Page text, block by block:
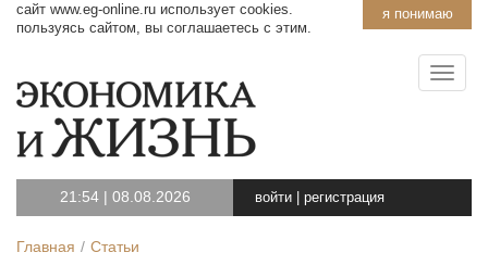
я понимаю
сайт www.eg-online.ru использует cookies.
пользуясь сайтом, вы соглашаетесь с этим.
21:54 | 08.08.2026 войти регистрация
Главная Статьи